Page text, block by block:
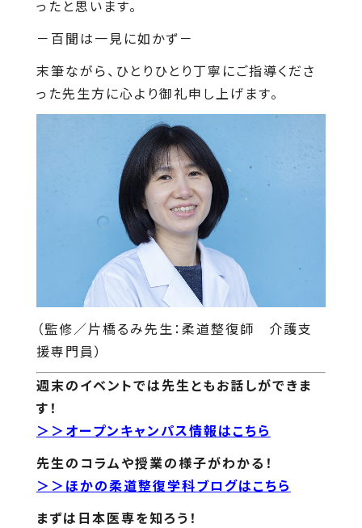
ったと思います。
－百聞は一見に如かず－
末筆ながら、ひとりひとり丁寧にご指導くださ
った先生方に心より御礼申し上げます。
（監修／片橋るみ先生：柔道整復師 介護支
援専門員）
週末のイベントでは先生ともお話しができま
す！
＞＞オープンキャンパス情報はこちら
先生のコラムや授業の様子がわかる！
＞＞ほかの柔道整復学科ブログはこちら
まずは日本医専を知ろう！